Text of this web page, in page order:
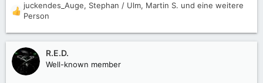
R
a
t
i
juckendes_Auge, Stephan / Ulm, Martin S. und eine weitere
Person
R.E.D.
Well-known member